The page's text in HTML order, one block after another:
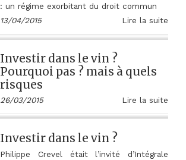
: un régime exorbitant du droit commun
13/04/2015
Lire la suite
Investir dans le vin ?
Pourquoi pas ? mais à quels
risques
26/03/2015 Lire la suite
Investir dans le vin ?
Philippe Crevel était l’invité d’Intégrale